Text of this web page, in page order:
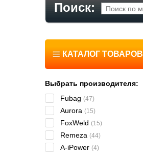
Поиск:
КАТАЛОГ ТОВАРОВ
Выбрать производителя:
Fubag (47)
Aurora (15)
FoxWeld (15)
Remeza (44)
A-iPower (4)